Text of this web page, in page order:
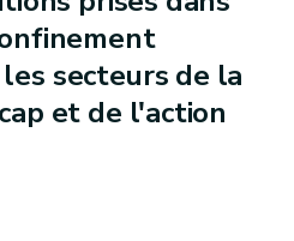
secteurs de la
et de l'action